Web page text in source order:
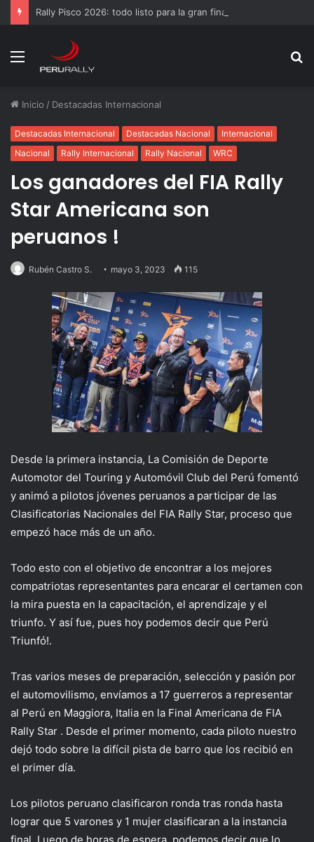
Rally Pisco 2026: todo listo para la gran final del RallyACP
Menú
Inicio / Destacadas Internacional
Destacadas Internacional Destacadas Nacional
Internacional
Nacional
Rally Internacional Rally Nacional WRC
Los ganadores del FIA Rally
Star Americana son
peruanos !
Rubén Castro S. mayo 3, 2023 115
Desde la primera instancia, La Comisión de Deporte
Automotor del Touring y Automóvil Club del Perú fomentó
y animó a pilotos jóvenes peruanos a participar de las
Clasificatorias Nacionales del FIA Rally Star, proceso que
empezó hace más de un año.
Todo esto con el objetivo de encontrar a los mejores
compatriotas representantes para encarar el certamen con
la mira puesta en la capacitación, el aprendizaje y el
triunfo. Y así fue, pues hoy podemos decir que Perú
Triunfó!.
Tras varios meses de preparación, selección y pasión por
el automovilismo, envíamos a 17 guerreros a representar
al Perú en Maggiora, Italia en la Final Americana de FIA
Rally Star . Desde el primer momento, cada piloto nuestro
dejó todo sobre la difícil pista de barro que los recibió en
el primer día.
Los pilotos peruano clasificaron ronda tras ronda hasta
lograr que 5 varones y 1 mujer clasificaran a la instancia